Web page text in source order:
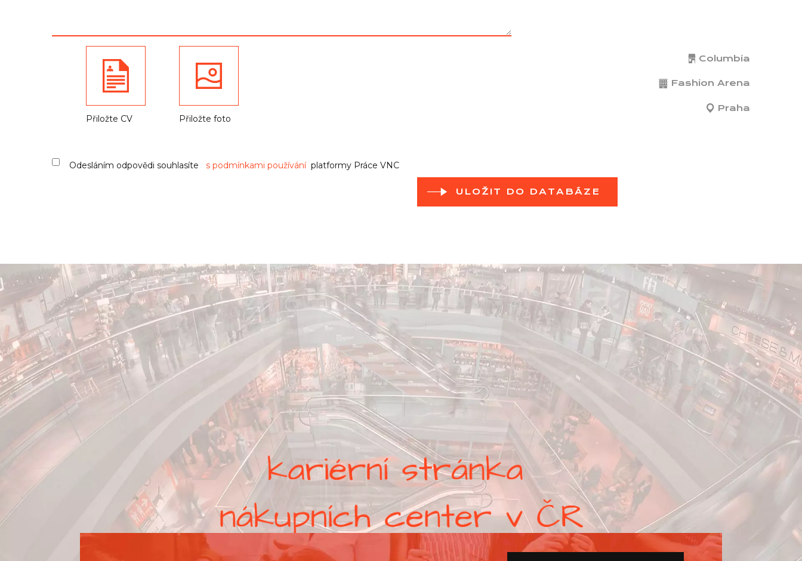
Přiložte CV Přiložte foto
Columbia
Fashion Arena
Praha
Odesláním odpovědi souhlasíte s podmínkami používáníplatformy Práce VNC
ULOŽIT DO DATABÁZE